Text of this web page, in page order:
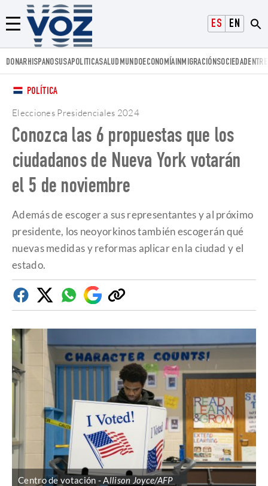
ESPAÑOLENGLISH
Menú
Voz.us
DONARHISPANOSUSAPOLITICASALUD MUNDOECONOMÍAINMIGRACIÓNSOCIEDAD
POLÍTICA
Elecciones Presidenciales 2024
Conozca las 6 propuestas que los
ciudadanos de Nueva York votarán
el 5 de noviembre
Además de escoger a sus representantes y al próximo
presidente, los neoyorkinos también escogerán qué
nuevas medidas y reformas aplicar en la ciudad y el
estado.
FacebookTwitterWhatsapp
Google
Discover
Copiar
enlace
Centro de votación Allison Joyce/AFP